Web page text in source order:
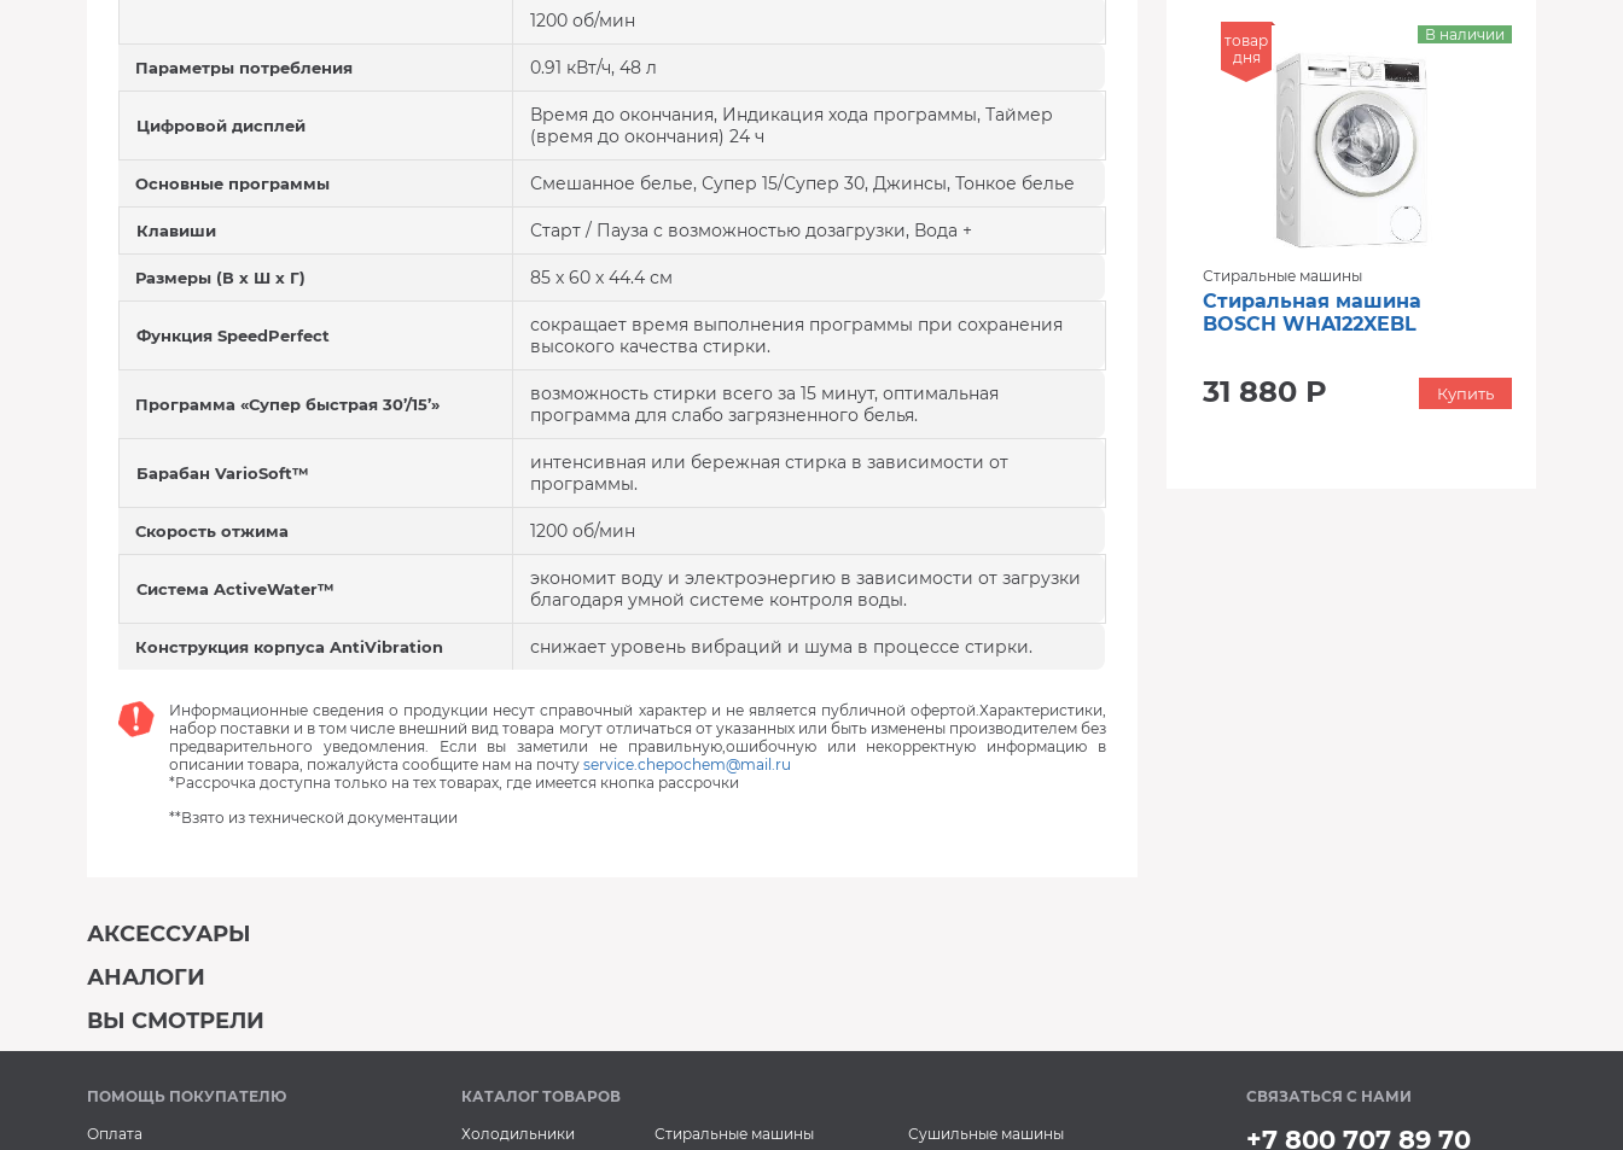
1200 об/мин
Параметры потребления 0.91 кВт/ч, 48 л
Цифровой дисплей
Время до окончания, Индикация хода программы, Таймер
(время до окончания) 24 ч
Основные программы Смешанное белье, Супер 15/Супер 30, Джинсы, Тонкое белье
Клавиши Старт / Пауза с возможностью дозагрузки, Вода +
Размеры (В х Ш х Г) 85 x 60 x 44.4 см
Функция SpeedPerfect
сокращает время выполнения программы при сохранения
высокого качества стирки.
Программа «Супер быстрая 30’/15’»
возможность стирки всего за 15 минут, оптимальная
программа для слабо загрязненного белья.
Барабан VarioSoft™
интенсивная или бережная стирка в зависимости от
программы.
Скорость отжима 1200 об/мин
Система ActiveWater™
экономит воду и электроэнергию в зависимости от загрузки
благодаря умной системе контроля воды.
Конструкция корпуса AntiVibration снижает уровень вибраций и шума в процессе стирки.
Информационные сведения о продукции несут справочный характер и не является публичной офертой.Характеристики,
набор поставки и в том числе внешний вид товара могут отличаться от указанных или быть изменены производителем без
предварительного уведомления. Если вы заметили не правильную,ошибочную или некорректную информацию в
описании товара, пожалуйста сообщите нам на почту service.chepochem@mail.ru
*Рассрочка доступна только на тех товарах, где имеется кнопка рассрочки
**Взято из технической документации
товар
дня
Стиральные машины
Стиральная машина
BOSCH WHA122XEBL
31 880 Р
В наличии
Купить
АКСЕССУАРЫ
АНАЛОГИ
ВЫ СМОТРЕЛИ
ПОМОЩЬ ПОКУПАТЕЛЮ
Оплата
СВЯЗАТЬСЯ С НАМИ
+7 800 707 89 70
КАТАЛОГ ТОВАРОВ
Холодильники Стиральные машины Сушильные машины